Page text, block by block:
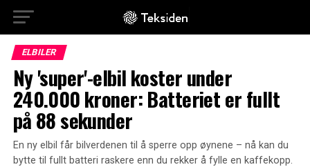
ELBILER
Ny 'super'-elbil koster under
240.000 kroner: Batteriet er fullt
på 88 sekunder
En ny elbil får bilverdenen til å sperre opp øynene – nå kan du
bytte til fullt batteri raskere enn du rekker å fylle en kaffekopp.